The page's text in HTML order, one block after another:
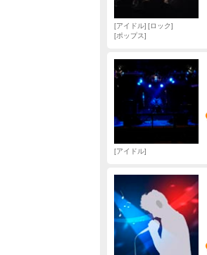
アイドル
ロック
ポップス
アイドル